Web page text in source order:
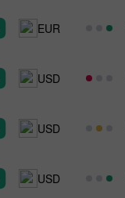
EUR
USD
USD
USD